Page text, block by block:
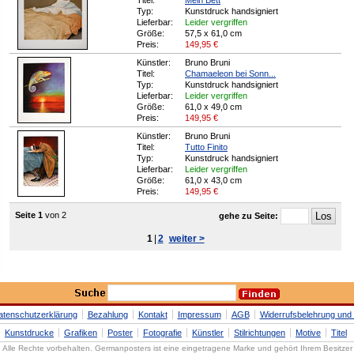
Typ:
Kunstdruck handsigniert
Lieferbar:
Leider vergriffen
Größe:
57,5 x 61,0 cm
Preis:
149,95 €
Künstler:
Bruno Bruni
Titel:
Chamaeleon bei Sonn...
Typ:
Kunstdruck handsigniert
Lieferbar:
Leider vergriffen
Größe:
61,0 x 49,0 cm
Preis:
149,95 €
Künstler:
Bruno Bruni
Titel:
Tutto Finito
Typ:
Kunstdruck handsigniert
Lieferbar:
Leider vergriffen
Größe:
61,0 x 43,0 cm
Preis:
149,95 €
Seite 1 von 2 gehe zu Seite:
1 2 weiter >
Bezahlung Kontakt Impressum AGB
Widerrufsbelehrung
Kunstdrucke
Grafiken Poster Fotografie Künstler Stilrichtungen Motive Titel
Alle Rechte vorbehalten. Germanposters ist eine eingetragene Marke und gehört Ihrem Besitzer